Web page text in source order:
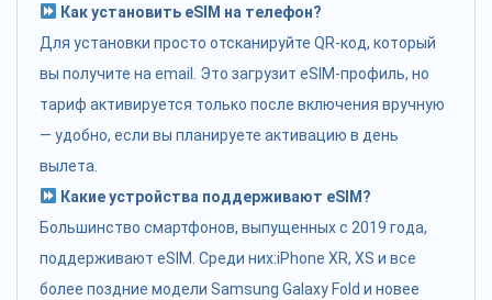
Как установить eSIM на телефон?
Для установки просто отсканируйте QR-код, который
вы получите на email. Это загрузит eSIM-профиль, но
тариф активируется только после включения вручную
— удобно, если вы планируете активацию в день
вылета.
Какие устройства поддерживают eSIM?
Большинство смартфонов, выпущенных с 2019 года,
поддерживают eSIM. Среди них:iPhone XR, XS и все
более поздние модели Samsung Galaxy Fold и новее